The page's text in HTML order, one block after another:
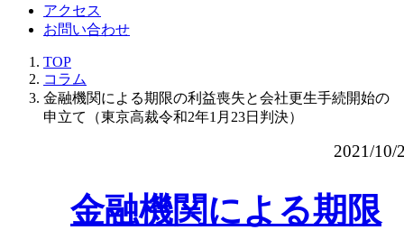
アクセス
お問い合わせ
TOP
コラム
金融機関による期限の利益喪失と会社更生手続開始の
申立て（東京高裁令和2年1月23日判決）
2021/10/
金融機関による期限